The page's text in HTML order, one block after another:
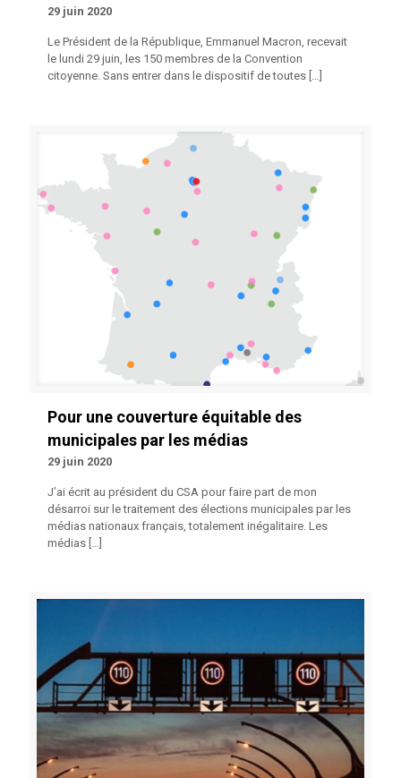
29 juin 2020
Le Président de la République, Emmanuel Macron, recevait
le lundi 29 juin, les 150 membres de la Convention
citoyenne. Sans entrer dans le dispositif de toutes […]
Pour une couverture équitable des
municipales par les médias
29 juin 2020
J’ai écrit au président du CSA pour faire part de mon
désarroi sur le traitement des élections municipales par les
médias nationaux français, totalement inégalitaire. Les
médias […]